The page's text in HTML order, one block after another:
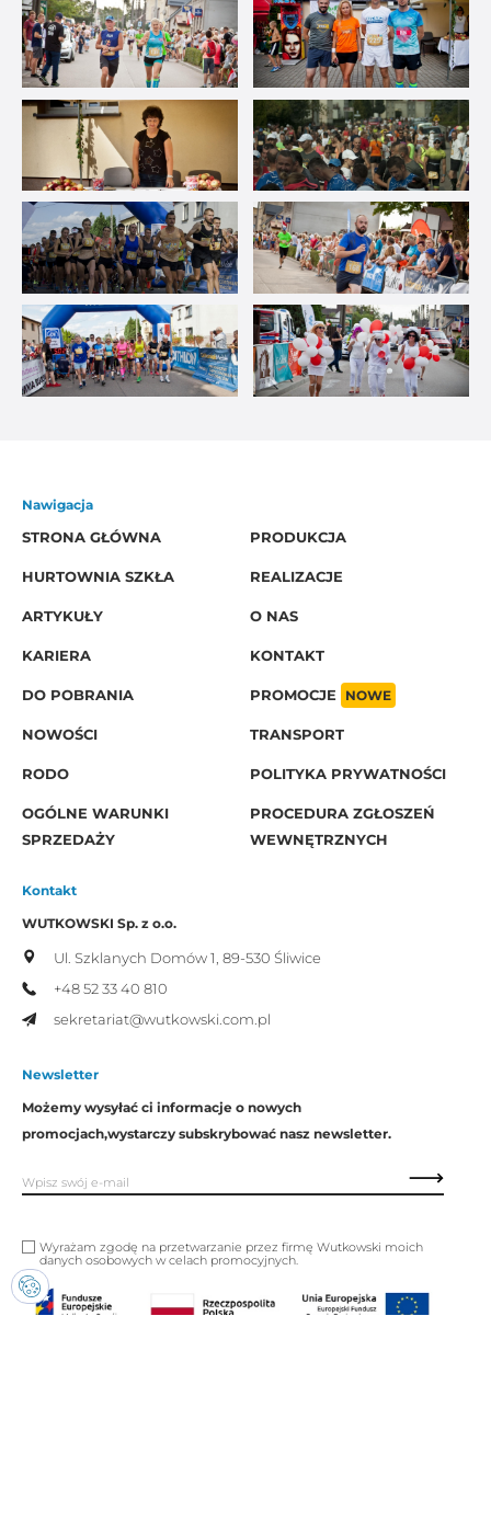
Nawigacja
STRONA GŁÓWNA
PRODUKCJA
HURTOWNIA SZKŁA REALIZACJE
ARTYKUŁY O NAS
KARIERA KONTAKT
DO POBRANIA PROMOCJE NOWE
NOWOŚCI TRANSPORT
RODO POLITYKA PRYWATNOŚCI
OGÓLNE WARUNKI
SPRZEDAŻY
PROCEDURA ZGŁOSZEŃ
WEWNĘTRZNYCH
Kontakt
WUTKOWSKI Sp. z o.o.
Ul. Szklanych Domów 1, 89-530 Śliwice
+48 52 33 40 810
sekretariat@wutkowski.com.pl
Newsletter
Możemy wysyłać ci informacje o nowych
promocjach,wystarczy subskrybować nasz newsletter.
Wyrażam zgodę na przetwarzanie przez firmę Wutkowski moich
danych osobowych w celach promocyjnych.